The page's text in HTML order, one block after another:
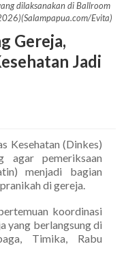
dilaksanakan di Ballroom
Evita)
Gereja,
Jadi
Kesehatan (Dinkes)
agar pemeriksaan
menjadi bagian
di gereja.
koordinasi
yang berlangsung di
Timika, Rabu